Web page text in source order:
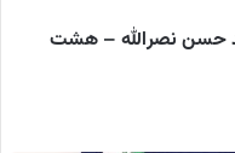
حسن نصرالله – هشت